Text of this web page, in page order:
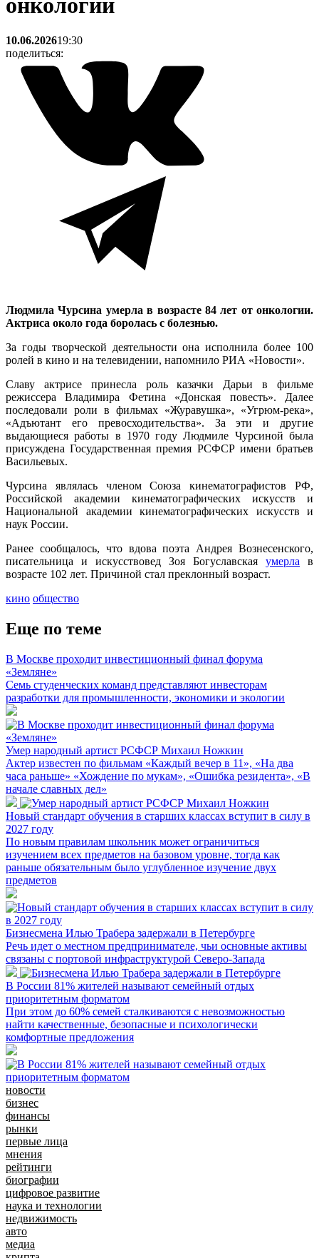
онкологии
10.06.202619:30
поделиться:
Людмила Чурсина умерла в возрасте 84 лет от онкологии.
Актриса около года боролась с болезнью.
За годы творческой деятельности она исполнила более 100
ролей в кино и на телевидении, напомнило РИА «Новости».
Славу актрисе принесла роль казачки Дарьи в фильме
режиссера Владимира Фетина «Донская повесть». Далее
последовали роли в фильмах «Журавушка», «Угрюм-река»,
«Адъютант его превосходительства». За эти и другие
выдающиеся работы в 1970 году Людмиле Чурсиной была
присуждена Государственная премия РСФСР имени братьев
Васильевых.
Чурсина являлась членом Союза кинематографистов РФ,
Российской академии кинематографических искусств и
Национальной академии кинематографических искусств и
наук России.
Ранее сообщалось, что вдова поэта Андрея Вознесенского,
писательница и искусствовед Зоя Богуславская умерла в
возрасте 102 лет. Причиной стал преклонный возраст.
кино общество
Еще по теме
В Москве проходит инвестиционный финал форума
«Земляне»
Семь студенческих команд представляют инвесторам
разработки для промышленности, экономики и экологии
Умер народный артист РСФСР Михаил Ножкин
Актер известен по фильмам «Каждый вечер в 11», «На два
часа раньше» «Хождение по мукам», «Ошибка резидента», «В
начале славных дел»
Новый стандарт обучения в старших классах вступит в силу в
2027 году
По новым правилам школьник может ограничиться
изучением всех предметов на базовом уровне, тогда как
раньше обязательным было углубленное изучение двух
предметов
Бизнесмена Илью Трабера задержали в Петербурге
Речь идет о местном предпринимателе, чьи основные активы
связаны с портовой инфраструктурой Северо-Запада
В России 81% жителей называют семейный отдых
приоритетным форматом
При этом до 60% семей сталкиваются с невозможностью
найти качественные, безопасные и психологически
комфортные предложения
новости
бизнес
финансы
рынки
первые лица
мнения
рейтинги
биографии
цифровое развитие
наука и технологии
недвижимость
авто
медиа